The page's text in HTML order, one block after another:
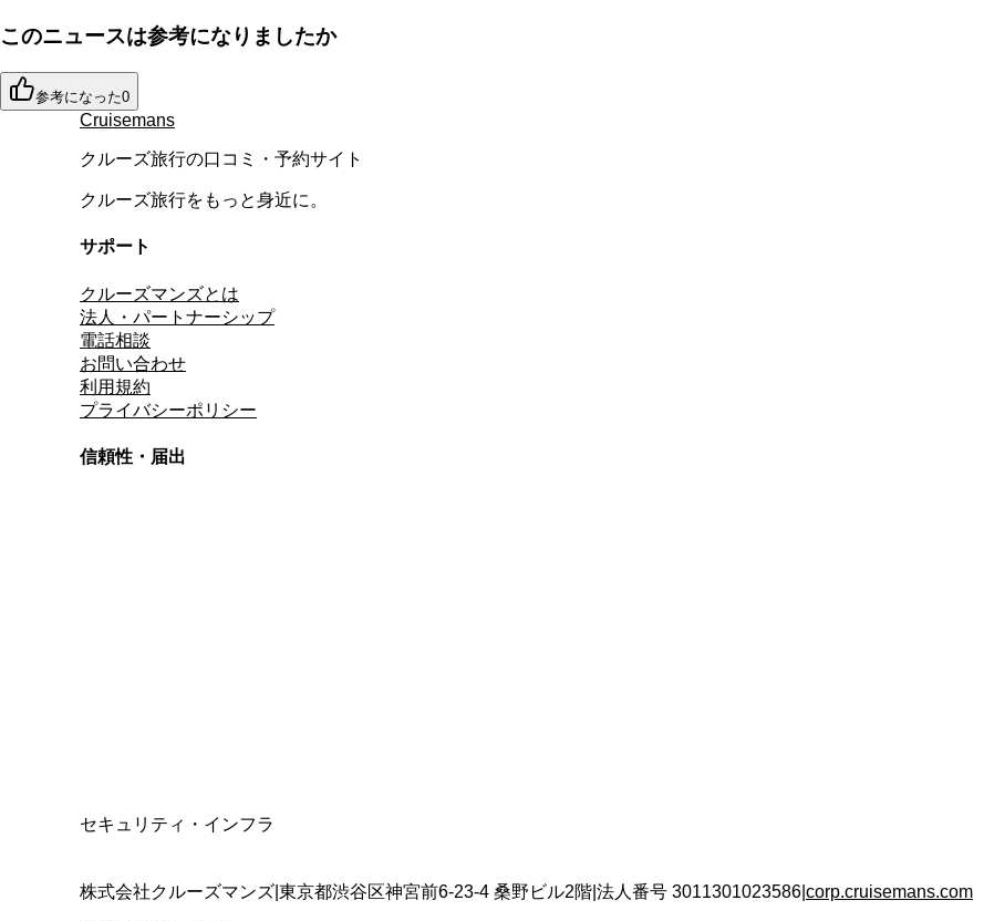
このニュースは参考になりましたか
参考になった0
Cruisemans
クルーズ旅行の口コミ・予約サイト
クルーズ旅行をもっと身近に。
サポート
クルーズマンズとは
法人・パートナーシップ
電話相談
お問い合わせ
利用規約
プライバシーポリシー
信頼性・届出
セキュリティ・インフラ
株式会社クルーズマンズ 東京都渋谷区神宮前6-23-4 桑野ビル2階 法人番号 3011301023586 corp.cruisemans.com